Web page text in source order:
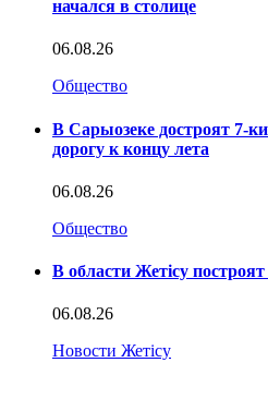
начался в столице
06.08.26
Общество
В Сарыозеке достроят 7-
дорогу к концу лета
06.08.26
Общество
В области Жетісу
06.08.26
Новости Жетісу